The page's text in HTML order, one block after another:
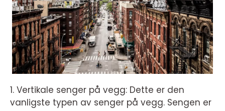
1. Vertikale senger på vegg: Dette er den
vanligste typen av senger på vegg. Sengen er